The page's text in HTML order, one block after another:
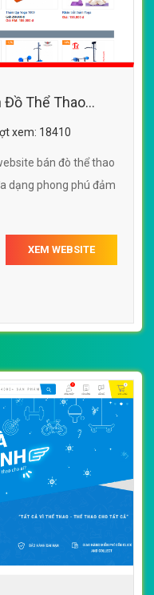
Đồ Thể Thao
xem: 18410
bán đò thể thao
dạng phong phú đảm
XEM WEBSITE